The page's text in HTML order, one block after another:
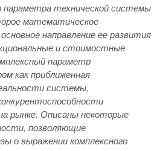
параметра технической системы
математическое
направление ее развития
и стоимостные
параметр
как приближенная
системы,
рынке. Описаны некоторые
позволяющие
о выражении комплексного